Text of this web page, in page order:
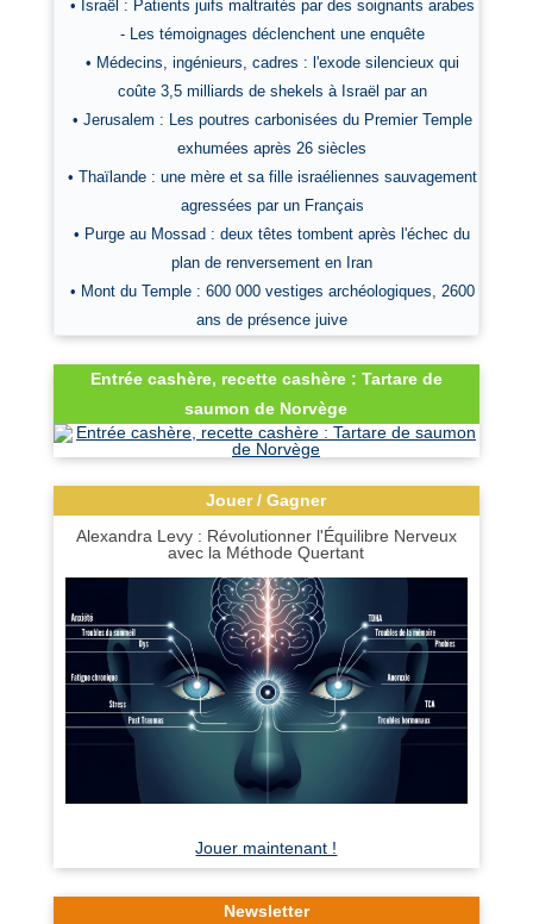
• Israël : Patients juifs maltraités par des soignants arabes
- Les témoignages déclenchent une enquête
• Médecins, ingénieurs, cadres : l'exode silencieux qui
coûte 3,5 milliards de shekels à Israël par an
• Jerusalem : Les poutres carbonisées du Premier Temple
exhumées après 26 siècles
• Thaïlande : une mère et sa fille israéliennes sauvagement
agressées par un Français
• Purge au Mossad : deux têtes tombent après l'échec du
plan de renversement en Iran
• Mont du Temple : 600 000 vestiges archéologiques, 2600
ans de présence juive
Entrée cashère, recette cashère : Tartare de
saumon de Norvège
Jouer / Gagner
Alexandra Levy : Révolutionner l'Équilibre Nerveux
avec la Méthode Quertant
Jouer maintenant !
Newsletter